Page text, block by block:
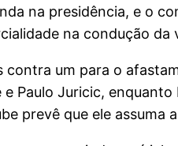
na presidência, e o
na condução
contra um para o
e Paulo Juricic,
prevê que ele assuma